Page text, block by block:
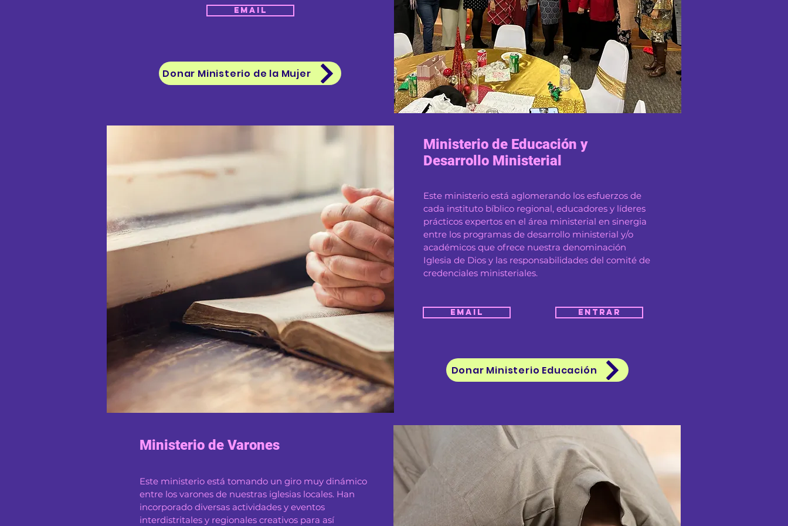
Email
Donar Ministerio de la Mujer
Ministerio de Educación y
Desarrollo Ministerial
Este ministerio está aglomerando los esfuerzos de
cada instituto bíblico regional, educadores y líderes
prácticos expertos en el área ministerial en sinergia
entre los programas de desarrollo ministerial y/o
académicos que ofrece nuestra denominación
Iglesia de Dios y las responsabilidades del comité de
credenciales ministeriales.
Email Entrar
Donar Ministerio Educación
Ministerio de Varones
Este ministerio está tomando un giro muy dinámico
entre los varones de nuestras iglesias locales. Han
incorporado diversas actividades y eventos
interdistritales y regionales creativos para así